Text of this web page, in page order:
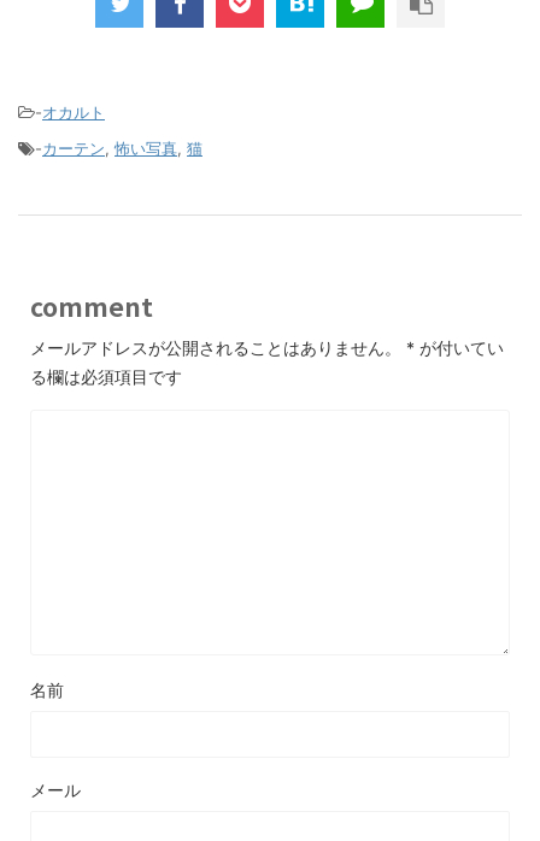
-オカルト
-カーテン,怖い写真, 猫
comment
メールアドレスが公開されることはありません。 * が付いてい
る欄は必須項目です
名前
メール